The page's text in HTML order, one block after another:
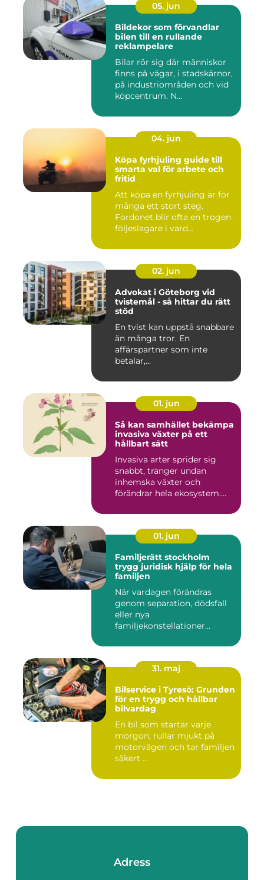
05. jun
Bildekor som förvandlar
bilen till en rullande
reklampelare
Bilar rör sig där människor
finns på vägar, i stadskärnor,
på industriområden och vid
köpcentrum. N...
04. jun
Köpa fyrhjuling guide till
smarta val för arbete och
fritid
Att köpa en fyrhjuling är för
många ett stort steg.
Fordonet blir ofta en trogen
följeslagare i vard...
02. jun
Advokat i Göteborg vid
tvistemål - så hittar du rätt
stöd
En tvist kan uppstå snabbare
än många tror. En
affärspartner som inte
betalar,...
01. jun
Så kan samhället bekämpa
invasiva växter på ett
hållbart sätt
Invasiva arter sprider sig
snabbt, tränger undan
inhemska växter och
förändrar hela ekosystem.
01. jun
Familjerätt stockholm
trygg juridisk hjälp för hela
familjen
När vardagen förändras
genom separation, dödsfall
eller nya
familjekonstellationer
31. maj
Bilservice i Tyresö: Grunden
för en trygg och hållbar
bilvardag
En bil som startar varje
morgon, rullar mjukt på
motorvägen och tar familjen
säkert ...
Adress